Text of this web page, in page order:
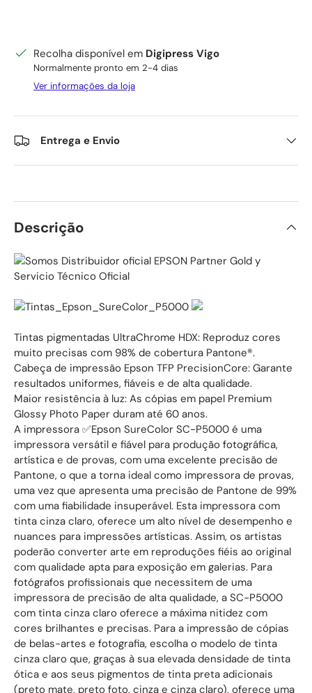
Recolha disponível em Digipress Vigo
Normalmente pronto em 2-4 dias
Ver informações da loja
Entrega e Envio
Descrição
Tintas pigmentadas UltraChrome HDX: Reproduz cores
muito precisas com 98% de cobertura Pantone®.
Cabeça de impressão Epson TFP PrecisionCore: Garante
resultados uniformes, fiáveis e de alta qualidade.
Maior resistência à luz: As cópias em papel Premium
Glossy Photo Paper duram até 60 anos.
A impressora ✅Epson SureColor SC-P5000 é uma
impressora versátil e fiável para produção fotográfica,
artística e de provas, com uma excelente precisão de
Pantone, o que a torna ideal como impressora de provas,
uma vez que apresenta uma precisão de Pantone de 99%
com uma fiabilidade insuperável. Esta impressora com
tinta cinza claro, oferece um alto nível de desempenho e
nuances para impressões artísticas. Assim, os artistas
poderão converter arte em reproduções fiéis ao original
com qualidade apta para exposição em galerias. Para
fotógrafos profissionais que necessitem de uma
impressora de precisão de alta qualidade, a SC-P5000
com tinta cinza claro oferece a máxima nitidez com
cores brilhantes e precisas. Para a impressão de cópias
de belas-artes e fotografia, escolha o modelo de tinta
cinza claro que, graças à sua elevada densidade de tinta
ótica e aos seus pigmentos de tinta preta adicionais
(preto mate, preto foto, cinza e cinza claro), oferece uma